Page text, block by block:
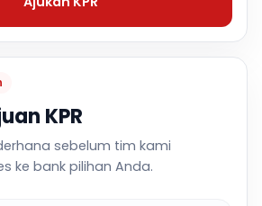
KPR
sebelum tim kami
ke bank pilihan Anda.